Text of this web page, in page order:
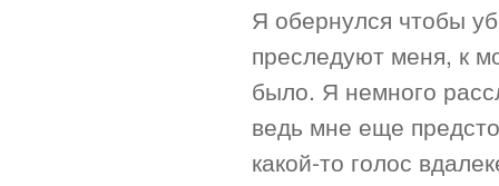
Я обернулся чтобы
преследуют меня, к
было. Я немного
ведь мне еще
какой-то голос